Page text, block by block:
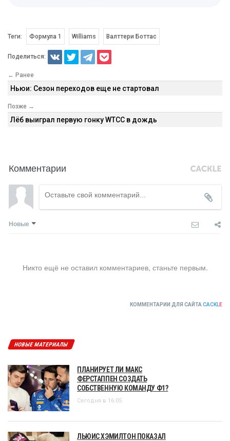
Теги: Формула 1 Williams Валттери Боттас
Поделиться:
← Ранее
Ньюи: Сезон переходов еще не стартовал
Позже →
Лёб выиграл первую гонку WTCC в дождь
Комментарии
Новые
Никто ещё не оставил комментариев, станьте первым.
КОММЕНТАРИИ ДЛЯ САЙТА CACKLE
НОВЫЕ МАТЕРИАЛЫ
ПЛАНИРУЕТ ЛИ МАКС
ФЕРСТАППЕН СОЗДАТЬ
СОБСТВЕННУЮ КОМАНДУ Ф1?
Сегодня в 16:05
ЛЬЮИС ХЭМИЛТОН ПОКАЗАЛ